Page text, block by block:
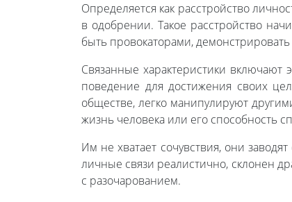
Определяется как расстройство
в одобрении. Такое расстройство
быть провокаторами,
Связанные характеристики включают
поведение для достижения своих
обществе, легко манипулируют
жизнь человека или его способность
Им не хватает сочувствия, они
личные связи реалистично, склонен
с разочарованием.